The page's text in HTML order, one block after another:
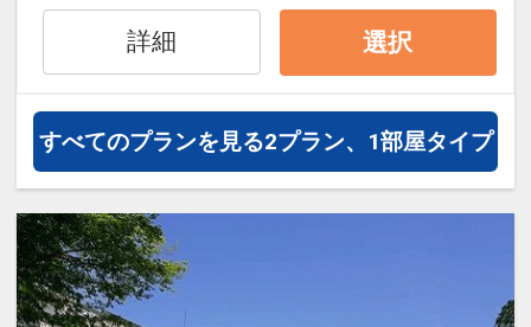
※旅行代金に含まれます。
設定期間：2026年4月1日～2026年11月
30日
インターネットコース番号：DP-1-
17270785
※画像をクリック/タップで拡大しま
す。
詳細 選択
すべてのプランを見る2プラン、1部屋タイプ